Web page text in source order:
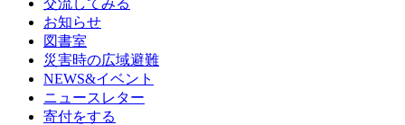
交流してみる
お知らせ
図書室
災害時の広域避難
NEWS&イベント
ニュースレター
寄付をする